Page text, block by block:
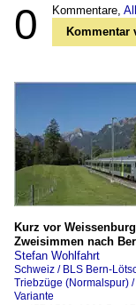
0 Kommentare,
Kommentar
Kurz vor
Zweisimmen nach
Stefan Wohlfahrt
Schweiz / BLS Bern-
Triebzüge (Normalspur)
Variante